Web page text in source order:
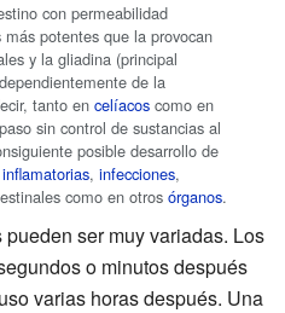
con permeabilidad
potentes que la provocan
y la gliadina (principal
de la
tanto en celíacos como en
sin control de sustancias al
posible desarrollo de
inflamatorias, infecciones,
como en otros órganos.
ser muy variadas. Los
o minutos después
varias horas después. Una